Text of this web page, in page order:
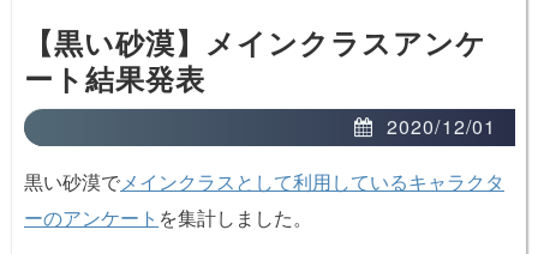
【黒い砂漠】メインクラスアンケ
ート結果発表
2020/12/01
黒い砂漠でメインクラスとして利用しているキャラクタ
ーのアンケート を集計しました。